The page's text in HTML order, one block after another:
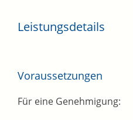
Leistungsdetails
Voraussetzungen
Für eine Genehmigung: